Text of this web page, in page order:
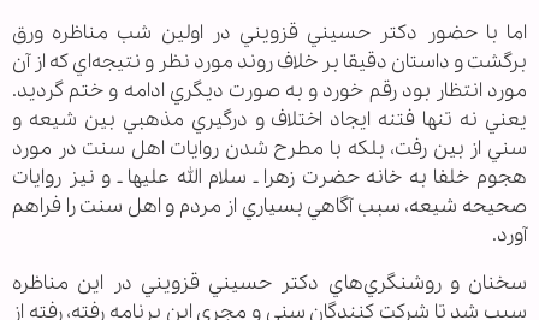
اما با حضور دکتر حسيني قزويني در اولين شب مناظره ورق
برگشت و داستان دقيقا بر خلاف روند مورد نظر و نتيجه‌اي که از آن
مورد انتظار بود رقم ‌خورد و به صورت ديگري ادامه و ختم ‌گرديد.
يعني نه تنها فتنه ايجاد اختلاف و درگيري مذهبي بين شيعه و
سني از بين ‌رفت، بلکه با مطرح شدن روايات اهل سنت در مورد
هجوم خلفا به خانه حضرت زهرا ـ سلام الله عليها ـ و نيز روايات
صحيحه شيعه، سبب آگاهي بسياري از مردم و اهل سنت را فراهم
آورد.
سخنان و روشنگري‌هاي دکتر حسيني قزويني در اين مناظره
سبب شد تا شرکت کنندگان سني و مجري اين برنامه رفته، رفته از